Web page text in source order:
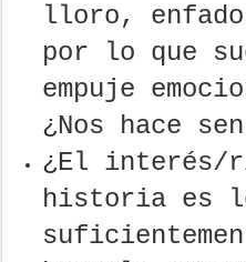
lloro,
por lo que
empuje
¿Nos hace
¿El interés/
historia es